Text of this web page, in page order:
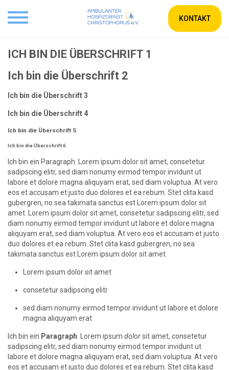
KONTAKT
ICH BIN DIE ÜBERSCHRIFT 1
Ich bin die Überschrift 2
Ich bin die Überschrift 3
Ich bin die Überschrift 4
Ich bin die Überschrift 5
Ich bin die Überschrift 6
Ich bin ein Paragraph. Lorem ipsum dolor sit amet, consetetur
sadipscing elitr, sed diam nonumy eirmod tempor invidunt ut
labore et dolore magna aliquyam erat, sed diam voluptua. At vero
eos et accusam et justo duo dolores et ea rebum. Stet clita kasd
gubergren, no sea takimata sanctus est Lorem ipsum dolor sit
amet. Lorem ipsum dolor sit amet, consetetur sadipscing elitr, sed
diam nonumy eirmod tempor invidunt ut labore et dolore magna
aliquyam erat, sed diam voluptua. At vero eos et accusam et justo
duo dolores et ea rebum. Stet clita kasd gubergren, no sea
takimata sanctus est Lorem ipsum dolor sit amet.
Lorem ipsum dolor sit amet
consetetur sadipscing elitr
sed diam nonumy eirmod tempor invidunt ut labore et dolore
magna aliquyam erat
Ich bin ein Paragraph . Lorem ipsum dolorsit amet, consetetur
sadipscing elitr, sed diam nonumy eirmod tempor invidunt ut
labore et dolore magna aliquyam erat, sed diam voluptua. At vero
eos et accusam et justo duo dolores et ea rebum. Stet clita kasd